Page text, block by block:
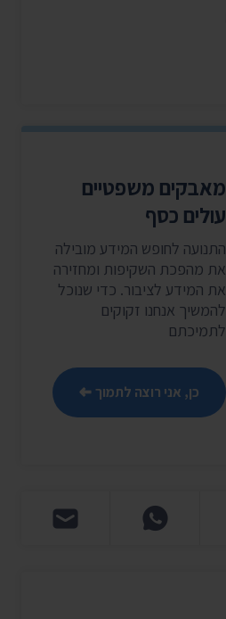
מאבקים משפטיים
עולים כסף
התנועה לחופש המידע מובילה
את מהפכת השקיפות ומחזירה
את המידע לציבור. כדי שנוכל
להמשיך אנחנו זקוקים
לתמיכתם
כן, אני רוצה לתמוך